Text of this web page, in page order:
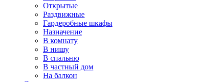
Открытые
Раздвижные
Гардеробные шкафы
Назначение
В комнату
В нишу
В спальню
В частный дом
На балкон